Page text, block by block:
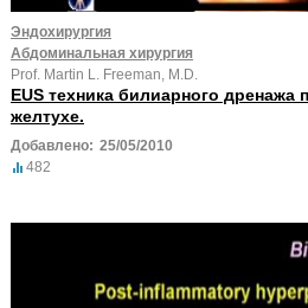
Эндохирургия
Абдоминальная хирургия
Prof. Martin L. Freeman, M.D.
EUS техника билиарного дренажа
желтухе.
Добавлено: 25/05/2010
482